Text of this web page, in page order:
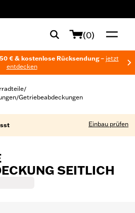
(0)
€ & kostenlose Rücksendung – jetzt
entdecken
/
/Getriebeabdeckungen
Einbau prüfen
SEITLICH